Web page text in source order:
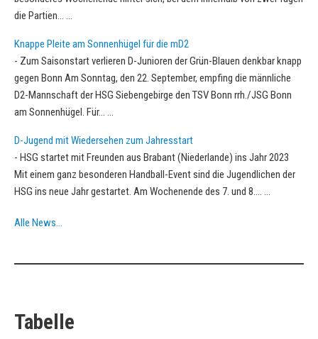
die Partien… ...
Knappe Pleite am Sonnenhügel für die mD2
- Zum Saisonstart verlieren D-Junioren der Grün-Blauen denkbar knapp
gegen Bonn Am Sonntag, den 22. September, empfing die männliche
D2-Mannschaft der HSG Siebengebirge den TSV Bonn rrh./JSG Bonn
am Sonnenhügel. Für… ...
D-Jugend mit Wiedersehen zum Jahresstart
- HSG startet mit Freunden aus Brabant (Niederlande) ins Jahr 2023
Mit einem ganz besonderen Handball-Event sind die Jugendlichen der
HSG ins neue Jahr gestartet. Am Wochenende des 7. und 8.… ...
Alle News…
Tabelle